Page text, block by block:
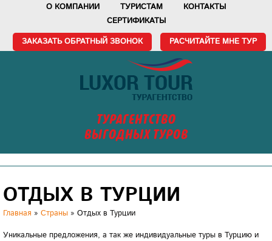
О КОМПАНИИ ТУРИСТАМ
КОНТАКТЫ
СЕРТИФИКАТЫ
ЗАКАЗАТЬ ОБРАТНЫЙ ЗВОНОК РАСЧИТАЙТЕ МНЕ ТУР
ТУРАГЕНТСТВО
ВЫГОДНЫХ ТУРОВ
ОТДЫХ В ТУРЦИИ
Главная » Страны » Отдых в Турции
Уникальные предложения, а так же индивидуальные туры в Турцию и